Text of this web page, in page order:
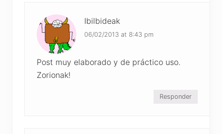
Ibilbideak
06/02/2013 at 8:43 pm
Post muy elaborado y de práctico uso.
Zorionak!
Responder